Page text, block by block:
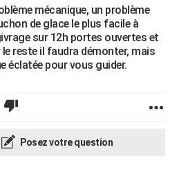
mécanique, un problème
de glace le plus facile à
sur 12h portes ouvertes et
reste il faudra démonter, mais
éclatée pour vous guider.
Posez votre question